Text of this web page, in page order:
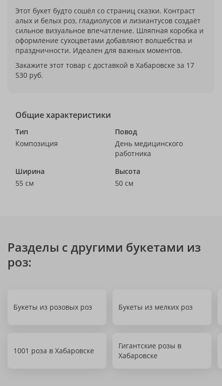
Этот букет будто сошёл со страниц сказки. Контраст
алых и белых роз, гладиолусов и лизиантусов создаёт
сильное визуальное впечатление. Шляпная коробка и
оформление сухоцветами добавляют волшебства и
праздничности. Идеален для важных моментов.
Закажите этот товар с доставкой в Хабаровске за 17
530 руб.
Общие характеристики
Тип
Композиция
Повод
День медицинского
работника
Ширина
55 см
Высота
50 см
Разделы с другими букетами из
роз:
Букеты из розовых роз Букеты из мелких роз
1001 роза в Хабаровске
Гигантские розы в
Хабаровске